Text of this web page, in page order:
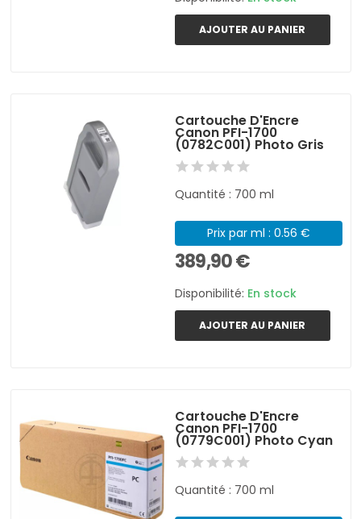
AJOUTER AU PANIER
Cartouche D'Encre
Canon PFI-1700
(0782C001) Photo Gris
Quantité : 700 ml
Prix par ml : 0.56 €
389,90 €
Disponibilité: En stock
AJOUTER AU PANIER
Cartouche D'Encre
Canon PFI-1700
(0779C001) Photo Cyan
Quantité : 700 ml